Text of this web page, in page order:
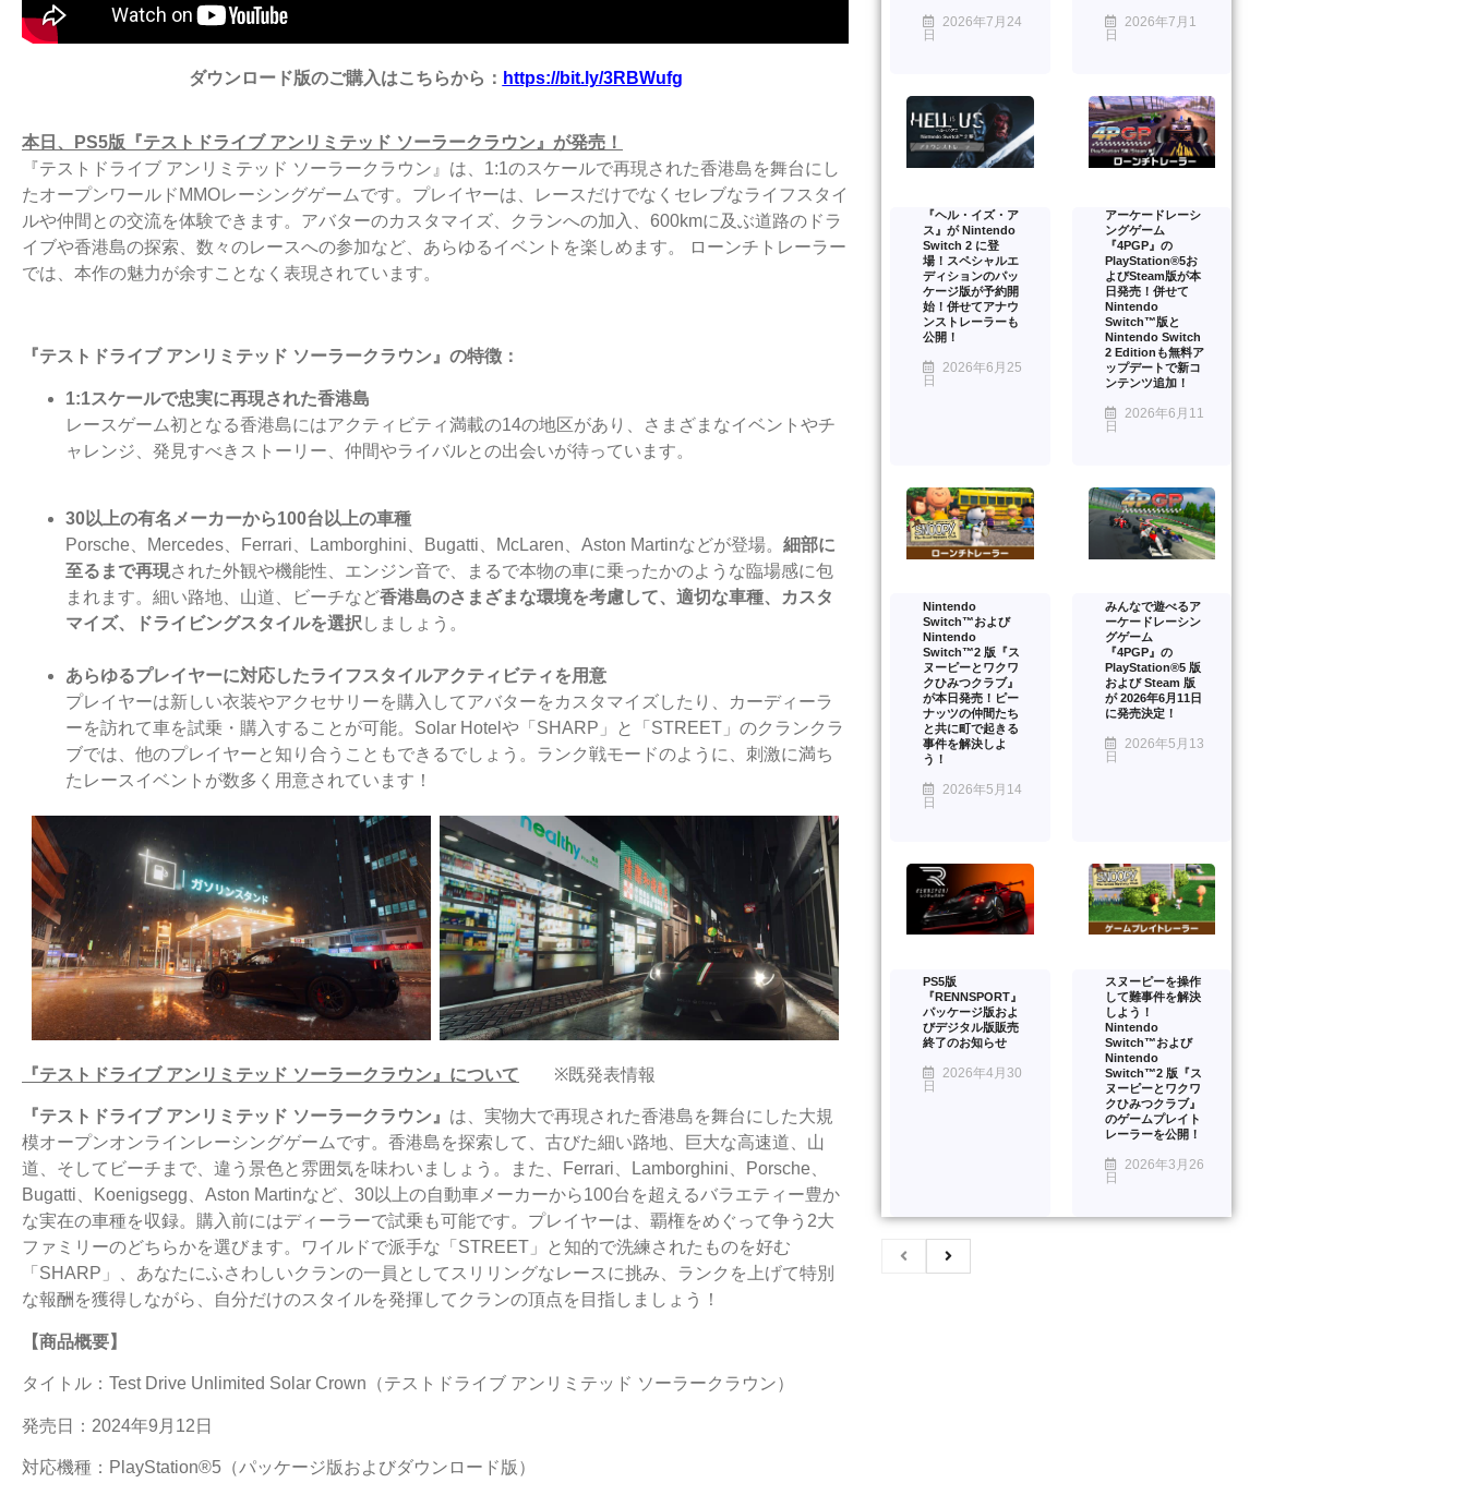
ダウンロード版のご購入はこちらから： https://bit.ly/3RBWufg
本日、PS5版『テストドライブ アンリミテッド ソーラークラウン』が発売！
『テストドライブ アンリミテッド ソーラークラウン』は、1:1のスケールで再現された香港島を舞台にし
たオープンワールドMMOレーシングゲームです。プレイヤーは、レースだけでなくセレブなライフスタイ
ルや仲間との交流を体験できます。アバターのカスタマイズ、クランへの加入、600kmに及ぶ道路のドラ
イブや香港島の探索、数々のレースへの参加など、あらゆるイベントを楽しめます。 ローンチトレーラー
では、本作の魅力が余すことなく表現されています。
『テストドライブ アンリミテッド ソーラークラウン』の特徴：
1:1スケールで忠実に再現された香港島
レースゲーム初となる香港島にはアクティビティ満載の14の地区があり、さまざまなイベントやチ
ャレンジ、発見すべきストーリー、仲間やライバルとの出会いが待っています。
30以上の有名メーカーから100台以上の車種
Porsche、Mercedes、Ferrari、Lamborghini、Bugatti、McLaren、Aston Martinなどが登場。 細部に
至るまで再現された外観や機能性、エンジン音で、まるで本物の車に乗ったかのような臨場感に包
まれます。細い路地、山道、ビーチなど香港島のさまざまな環境を考慮して、適切な車種、カスタ
マイズ、ドライビングスタイルを選択 しましょう。
あらゆるプレイヤーに対応したライフスタイルアクティビティを用意
プレイヤーは新しい衣装やアクセサリーを購入してアバターをカスタマイズしたり、カーディーラ
ーを訪れて車を試乗・購入することが可能。Solar Hotelや「SHARP」と「STREET」のクランクラ
ブでは、他のプレイヤーと知り合うこともできるでしょう。ランク戦モードのように、刺激に満ち
たレースイベントが数多く用意されています！
『テストドライブ アンリミテッド ソーラークラウン』について ※既発表情報
『テストドライブ アンリミテッド ソーラークラウン』 は、実物大で再現された香港島を舞台にした大規
模オープンオンラインレーシングゲームです。香港島を探索して、古びた細い路地、巨大な高速道、山
道、そしてビーチまで、違う景色と雰囲気を味わいましょう。また、Ferrari、Lamborghini、Porsche、
Bugatti、Koenigsegg、Aston Martinなど、30以上の自動車メーカーから100台を超えるバラエティー豊か
な実在の車種を収録。購入前にはディーラーで試乗も可能です。プレイヤーは、覇権をめぐって争う2大
ファミリーのどちらかを選びます。ワイルドで派手な「STREET」と知的で洗練されたものを好む
「SHARP」、あなたにふさわしいクランの一員としてスリリングなレースに挑み、ランクを上げて特別
な報酬を獲得しながら、自分だけのスタイルを発揮してクランの頂点を目指しましょう！
【商品概要】
タイトル：Test Drive Unlimited Solar Crown（テストドライブ アンリミテッド ソーラークラウン）
発売日：2024年9月12日
対応機種：PlayStation®5（パッケージ版およびダウンロード版）
2026年7月24
日
2026年7月1
日
『ヘル・イズ・ア
ス』が Nintendo
Switch 2 に登
場！スペシャルエ
ディションのパッ
ケージ版が予約開
始！併せてアナウ
ンストレーラーも
公開！
2026年6月25
日
アーケードレーシ
ングゲーム
『4PGP』の
PlayStation®5お
よびSteam版が本
日発売！併せて
Nintendo
Switch™版と
Nintendo Switch
2 Editionも無料ア
ップデートで新コ
ンテンツ追加！
2026年6月11
日
Nintendo
Switch™および
Nintendo
Switch™2 版『ス
ヌーピーとワクワ
クひみつクラブ』
が本日発売！ピー
ナッツの仲間たち
と共に町で起きる
事件を解決しよ
う！
2026年5月14
日
みんなで遊べるア
ーケードレーシン
グゲーム
『4PGP』の
PlayStation®5 版
および Steam 版
が 2026年6月11日
に発売決定！
2026年5月13
日
PS5版
『RENNSPORT』
パッケージ版およ
びデジタル版販売
終了のお知らせ
2026年4月30
日
スヌーピーを操作
して難事件を解決
しよう！
Nintendo
Switch™および
Nintendo
Switch™2 版『ス
ヌーピーとワクワ
クひみつクラブ』
のゲームプレイト
レーラーを公開！
2026年3月26
日